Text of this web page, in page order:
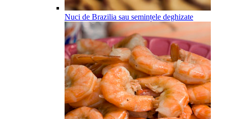
Nuci de Brazilia sau semințele deghizate